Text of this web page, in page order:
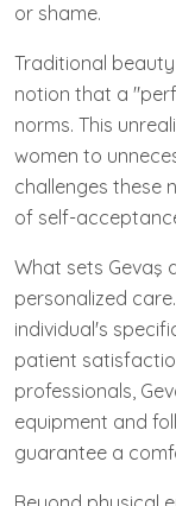
or shame.
Traditional
notion that a
norms. This
women to
challenges these
of self-
What sets Gevaş
personalized
individual's
patient
professionals,
equipment and
guarantee a